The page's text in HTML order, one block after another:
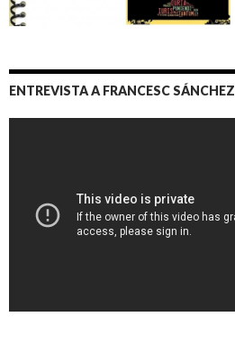
ENTREVISTA A FRANCESC SÁNCHEZ